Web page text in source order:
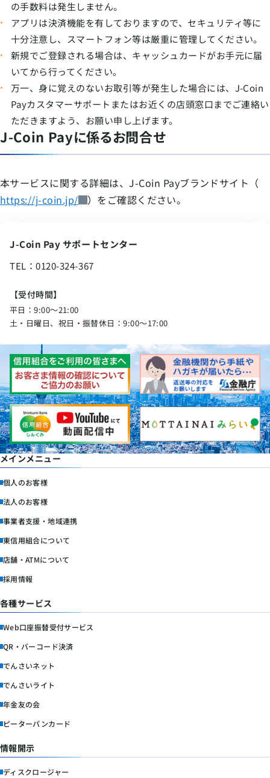
の手数料は発生しません。
アプリは決済機能を有しておりますので、セキュリティ等に
十分注意し、スマートフォン等は厳重に管理してください。
新規でご登録される場合は、キャッシュカードがお手元に届
いてから行ってください。
万一、身に覚えのないお取引等が発生した場合には、J-Coin
Payカスタマーサポートまたはお近くの店頭窓口までご連絡い
ただきますよう、お願い申し上げます。
J-Coin Payに係るお問合せ
本サービスに関する詳細は、J-Coin Payブランドサイト（
https://j-coin.jp/
）をご確認ください。
J-Coin Pay サポートセンター
TEL：0120-324-367
【受付時間】
平日：9:00〜21:00
土・日曜日、祝日・振替休日：9:00〜17:00
メインメニュー
個人のお客様
法人のお客様
事業者支援・地域連携
東信用組合について
店舗・ATMについて
採用情報
各種サービス
Web口座振替受付サービス
QR・バーコード決済
でんさいネット
でんさいライト
年金友の会
ピーターパンカード
情報開示
ディスクロージャー